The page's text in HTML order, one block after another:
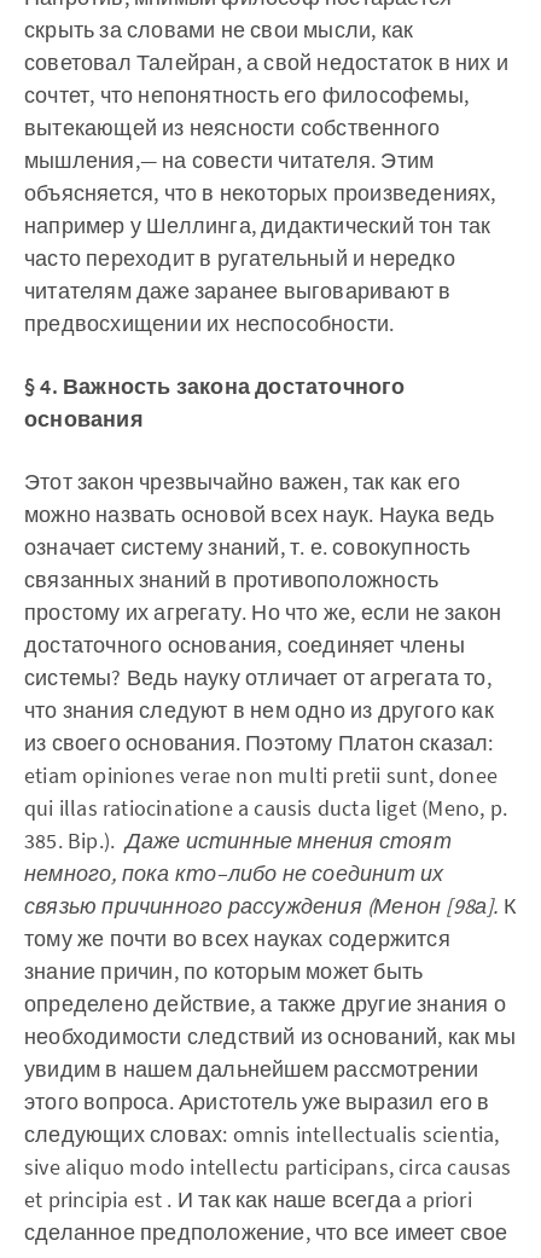
скрыть за словами не свои мысли, как
советовал Талейран, а свой недостаток в них и
сочтет, что непонятность его философемы,
вытекающей из неясности собственного
мышления,— на совести читателя. Этим
объясняется, что в некоторых произведениях,
например у Шеллинга, дидактический тон так
часто переходит в ругательный и нередко
читателям даже заранее выговаривают в
предвосхищении их неспособности.
§ 4. Важность закона достаточного
основания
Этот закон чрезвычайно важен, так как его
можно назвать основой всех наук. Наука ведь
означает систему знаний, т. е. совокупность
связанных знаний в противоположность
простому их агрегату. Но что же, если не закон
достаточного основания, соединяет члены
системы? Ведь науку отличает от агрегата то,
что знания следуют в нем одно из другого как
из своего основания. Поэтому Платон сказал:
etiam opiniones verae non multi pretii sunt, donee
qui illas ratiocinatione a causis ducta liget (Meno, p.
385. Bip.).Даже истинные мнения стоят
немного, пока кто–либо не соединит их
связью причинного рассуждения (Менон [98а]. К
тому же почти во всех науках содержится
знание причин, по которым может быть
определено действие, а также другие знания о
необходимости следствий из оснований, как мы
увидим в нашем дальнейшем рассмотрении
этого вопроса. Аристотель уже выразил его в
следующих словах: omnis intellectualis scientia,
sive aliquo modo intellectu participans, circa causas
et principia est . И так как наше всегда a priori
сделанное предположение, что все имеет свое